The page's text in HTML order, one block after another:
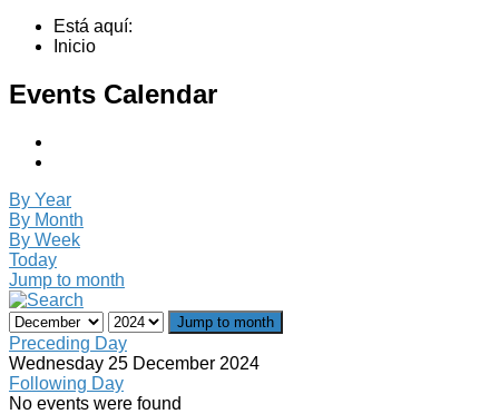
Está aquí:
Inicio
Events Calendar
By Year
By Month
By Week
Today
Jump to month
Jump to month
Preceding Day
Wednesday 25 December 2024
Following Day
No events were found